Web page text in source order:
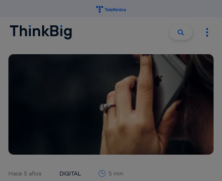
Buscar
Hace 5 años DIGITAL 5 min